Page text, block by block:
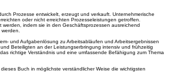
Prozesse entwickelt, erzeugt und verkauft. Unternehmerische
oder nicht erreichten Prozesseleistungen getroffen.
werden, indem sie in den Geschäftsprozessen ausreichend
und Aufgabenlösung zu Arbeitsabläufen und Arbeitsergebnissen
Beteiligten an der Leistungserbringung intensiv und frühzeitig
richtige Verständnis und eine umfassende Befähigung zum Thema
Buch in möglichste verständlicher Weise die wichtigsten